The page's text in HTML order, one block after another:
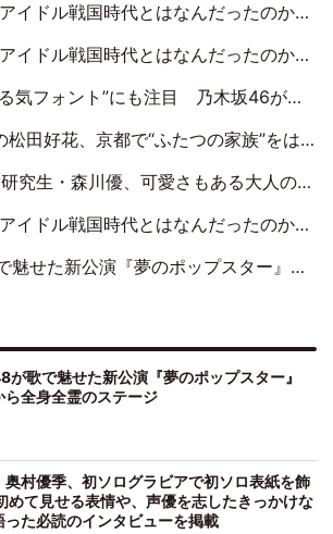
第6回：でんぱ組.inc・古川未鈴×相沢梨紗「『ハロプロやりたかったな』って言ったら、夢眠ねむさんに『てめえはでんぱ組．incなんだよ！』って肩パンされて(笑)」
』第11回：私立恵比寿中学・真山りか×安本彩花「TIFで10年ぶりのキョンシーメイクをしたら、場を完全に引かせてしまって。時代が変わったんだなって」
ト”にも注目 乃木坂46が挑んだ書道パフォーマンスの舞台裏
“ふたつの家族”をはしご！ “母”黒谷友香に見送られ、“父”松岡昌宏とはハシゴ酒
生・森川優、可愛さもある大人の女性に
のか～』第10回：さくら学院・武藤彩未×飯田らうら「正直、中3で辞めるというのを信じてなくて。そう言われてはいたけど、嘘でしょって」
公演『夢のポップスター』 初日から全身全霊のステージ
が歌で魅せた新公演『夢のポップスター』
ら全身全霊のステージ
奥村優季、初ソログラビアで初ソロ表紙を飾
めて見せる表情や、声優を志したきっかけな
った必読のインタビューを掲載